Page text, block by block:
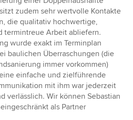
zudem sehr wertvolle Kontakte
die qualitativ hochwertige,
termintreue Arbeit abliefern.
wurde exakt im Terminplan
baulichen Überraschungen (die
immer vorkommen)
einfache und zielführende
mit ihm war jederzeit
verlässlich. Wir können Sebastian
als Partner